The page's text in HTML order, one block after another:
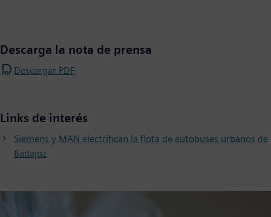
Descarga la nota de prensa
Descargar PDF
Links de interés
Siemens y MAN electrifican la flota de autobuses urbanos de
Badajoz